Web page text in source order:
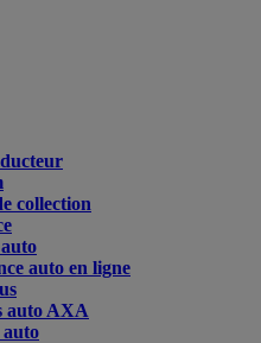
collection
auto en ligne
auto AXA
auto